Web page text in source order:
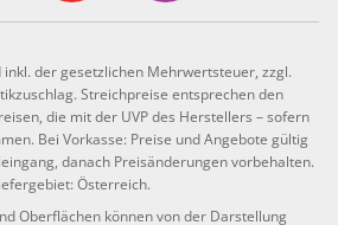
inkl. der gesetzlichen Mehrwertsteuer, zzgl.
Streichpreise entsprechen den
die mit der UVP des Herstellers – sofern
Bei Vorkasse: Preise und Angebote gültig
danach Preisänderungen vorbehalten.
Österreich.
Oberflächen können von der Darstellung